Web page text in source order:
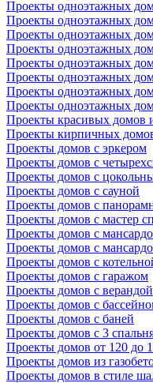
Проекты одноэтажных
Проекты одноэтажных
Проекты одноэтажных
Проекты одноэтажных
Проекты одноэтажных
Проекты одноэтажных
Проекты одноэтажных
Проекты одноэтажных
Проекты красивых домов
Проекты кирпичных
Проекты домов с эркером
Проекты домов с
Проекты домов с
Проекты домов с сауной
Проекты домов с
Проекты домов с мастер
Проекты домов с
Проекты домов с
Проекты домов с
Проекты домов с гаражом
Проекты домов с верандой
Проекты домов с
Проекты домов с баней
Проекты домов с 3
Проекты домов от 120 до
Проекты домов из
Проекты домов в стиле